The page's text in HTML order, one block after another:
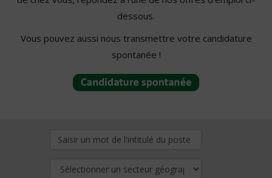
dessous.
Vous pouvez aussi nous transmettre votre candidature
spontanée !